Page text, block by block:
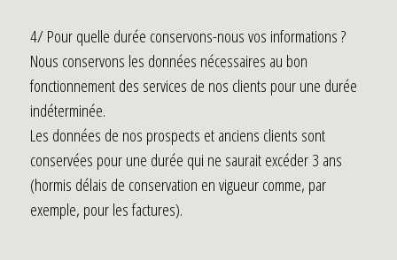
4/ Pour quelle durée conservons-nous vos informations ?
Nous conservons les données nécessaires au bon
fonctionnement des services de nos clients pour une durée
indéterminée.
Les données de nos prospects et anciens clients sont
conservées pour une durée qui ne saurait excéder 3 ans
(hormis délais de conservation en vigueur comme, par
exemple, pour les factures).